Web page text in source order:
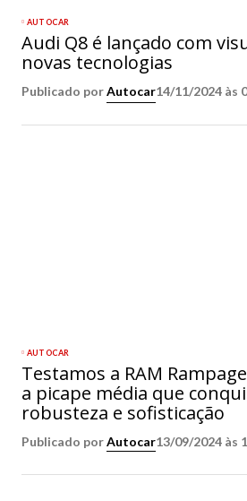
AUTOCAR
Audi Q8 é lançado com
novas tecnologias
Publicado porAutocar14/11/2024 às
AUTOCAR
Testamos a RAM
a picape média que
robusteza e sofisticação
Publicado porAutocar13/09/2024 às